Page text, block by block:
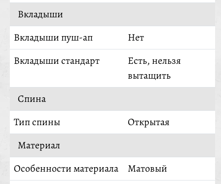
Вкладыши
Вкладыши пуш-ап
Нет
Вкладыши стандарт
Есть, нельзя
вытащить
Спина
Тип спины
Открытая
Материал
Особенности материала
Матовый